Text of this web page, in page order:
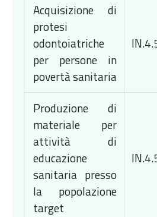
Acquisizione di
protesi
odontoiatriche
per persone in
povertà sanitaria
Produzione di
materiale per
attività di
educazione
sanitaria presso
la popolazione
target